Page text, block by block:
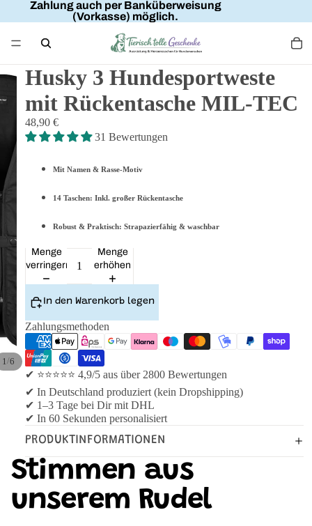
Zahlung auch per Banküberweisung
(Vorkasse) möglich.
1/6
Husky 3 Hundesportweste
mit Rückentasche MIL-TEC
48,90 €
31 Bewertungen
Mit Namen & Rasse-Motiv
14 Taschen: Inkl. großer Rückentasche
Robust & Praktisch: Strapazierfähig & waschbar
Menge
verringern
Menge
erhöhen
In den Warenkorb legen
Zahlungsmethoden
✔ ⭐⭐⭐⭐⭐ 4,9/5 aus über 2800 Bewertungen
✔ In Deutschland produziert (kein Dropshipping)
✔ 1–3 Tage bei Dir mit DHL
✔ In 60 Sekunden personalisiert
PRODUKTINFORMATIONEN
Stimmen aus
unserem Rudel